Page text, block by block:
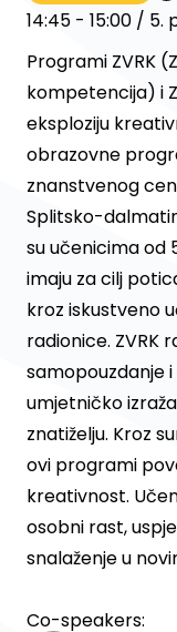
14:45 - 15:00 / 5.
Programi ZVRK
kompetencija) i
eksploziju
obrazovne
znanstvenog
Splitsko-
su učenicima od
imaju za cilj
kroz iskustveno
radionice. ZVRK
samopouzdanje
umjetničko
znatiželju. Kroz
ovi programi
kreativnost.
osobni rast,
snalaženje u
Co-speakers: